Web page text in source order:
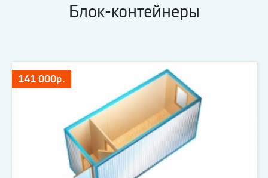
Блок-контейнеры
141 000р.